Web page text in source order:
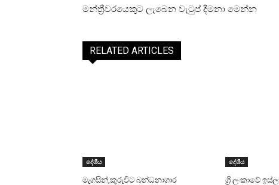
මන්ත්‍රීවරයෙකුට ලැබෙන වැටුප් දීමනා මෙන්න
RELATED ARTICLES
දේශීය
මැගසින්,කුරුවිට බන්ධනාගාර
දේශීය
ශ්‍රී ලංකාවේ